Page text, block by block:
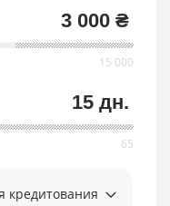
3 000 ₴
15 дн.
кредитования